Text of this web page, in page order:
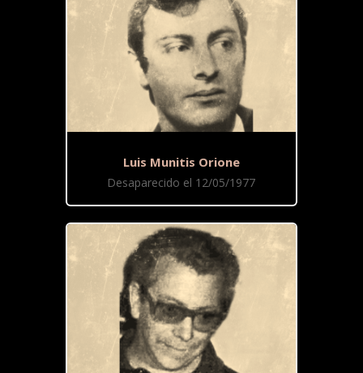
Luis Munitis Orione
Desaparecido el 12/05/1977